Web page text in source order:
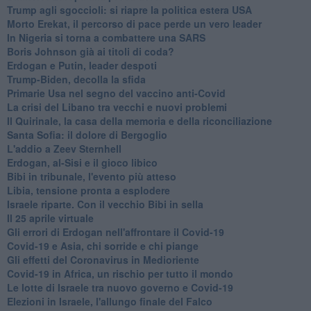
Trump agli sgoccioli: si riapre la politica estera USA
Morto Erekat, il percorso di pace perde un vero leader
In Nigeria si torna a combattere una SARS
Boris Johnson già ai titoli di coda?
Erdogan e Putin, leader despoti
Trump-Biden, decolla la sfida
Primarie Usa nel segno del vaccino anti-Covid
La crisi del Libano tra vecchi e nuovi problemi
Il Quirinale, la casa della memoria e della riconciliazione
Santa Sofia: il dolore di Bergoglio
L'addio a ​Zeev Sternhell
Erdogan, al-Sisi e il gioco libico
Bibi in tribunale, l'evento più atteso
Libia, tensione pronta a esplodere
Israele riparte. Con il vecchio Bibi in sella
Il 25 aprile virtuale
Gli errori di Erdogan nell'affrontare il Covid-19
Covid-19 e Asia, chi sorride e chi piange
Gli effetti del Coronavirus in Medioriente
Covid-19 in Africa, un rischio per tutto il mondo
Le lotte di Israele tra nuovo governo e Covid-19
Elezioni in Israele, l'allungo finale del Falco